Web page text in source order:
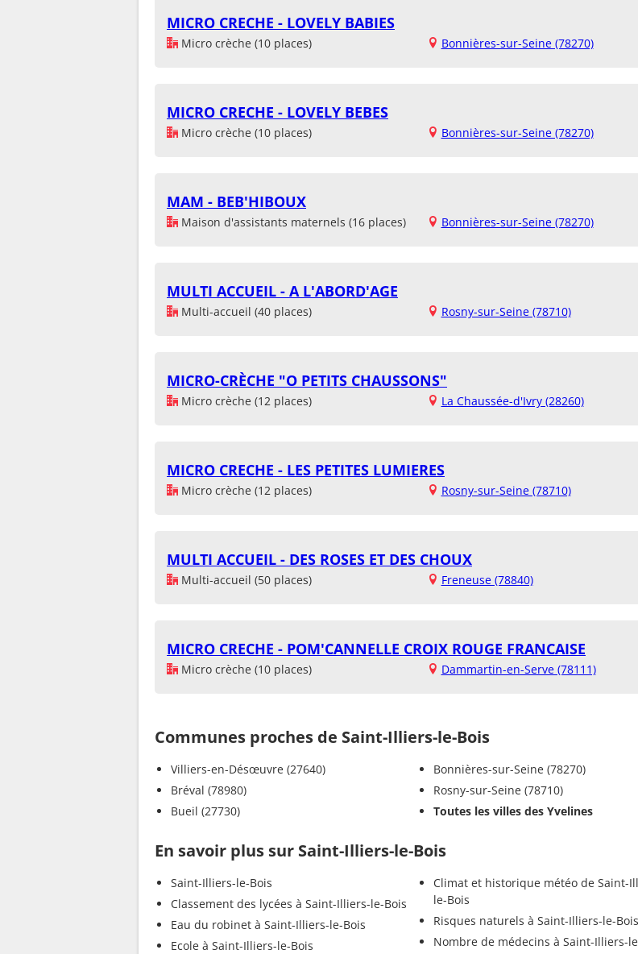
MICRO CRECHE - LOVELY BABIES
Micro crèche (10 places) Bonnières-sur-Seine (78270)
MICRO CRECHE - LOVELY BEBES
Micro crèche (10 places) Bonnières-sur-Seine (78270)
MAM - BEB'HIBOUX
Maison d'assistants maternels (16 places) Bonnières-sur-Seine (78270)
MULTI ACCUEIL - A L'ABORD'AGE
Multi-accueil (40 places) Rosny-sur-Seine (78710)
MICRO-CRÈCHE "O PETITS CHAUSSONS"
Micro crèche (12 places) La Chaussée-d'Ivry (28260)
MICRO CRECHE - LES PETITES LUMIERES
Micro crèche (12 places) Rosny-sur-Seine (78710)
MULTI ACCUEIL - DES ROSES ET DES CHOUX
Multi-accueil (50 places) Freneuse (78840)
MICRO CRECHE - POM'CANNELLE CROIX ROUGE FRANCAISE
Micro crèche (10 places) Dammartin-en-Serve (78111)
Communes proches de Saint-Illiers-le-Bois
Villiers-en-Désœuvre (27640)
Bréval (78980)
Bueil (27730)
Bonnières-sur-Seine (78270)
Rosny-sur-Seine (78710)
Toutes les villes des Yvelines
En savoir plus sur Saint-Illiers-le-Bois
Saint-Illiers-le-Bois
Classement des lycées à Saint-Illiers-le-Bois
Eau du robinet à Saint-Illiers-le-Bois
Ecole à Saint-Illiers-le-Bois
Climat et historique météo de Saint-
le-Bois
Risques naturels à Saint-Illiers-le-Bois
Nombre de médecins à Saint-Illiers-